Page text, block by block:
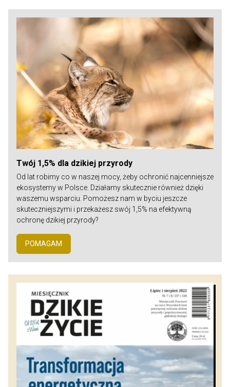
Twój 1,5% dla dzikiej przyrody
Od lat robimy co w naszej mocy, żeby ochronić najcenniejsze
ekosystemy w Polsce. Działamy skutecznie również dzięki
waszemu wsparciu. Pomożesz nam w byciu jeszcze
skuteczniejszymi i przekażesz swój 1,5% na efektywną
ochronę dzikiej przyrody?
POMAGAM